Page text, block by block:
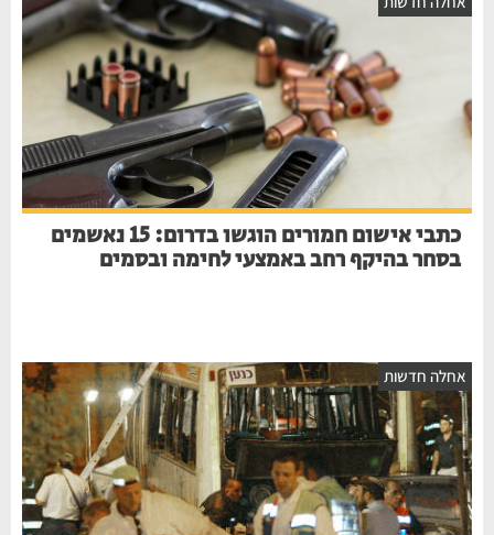
כתבי אישום חמורים הוגשו בדרום: 15 נאשמים
בסחר בהיקף רחב באמצעי לחימה ובסמים
אחלה חדשות